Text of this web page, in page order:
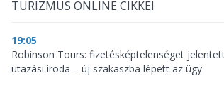
TURIZMUS ONLINE CIKKEI
19:05
Robinson Tours: fizetésképtelenséget
utazási iroda – új szakaszba lépett az ügy